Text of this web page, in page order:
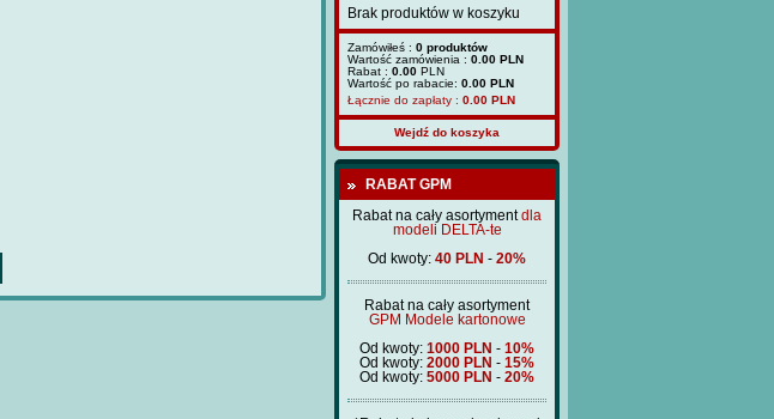
Brak produktów w koszyku
Zamówiłeś : 0 produktów
Wartość zamówienia : 0.00 PLN
Rabat : 0.00 PLN
Wartość po rabacie: 0.00 PLN
Łącznie do zapłaty : 0.00 PLN
Wejdź do koszyka
RABAT GPM
Rabat na cały asortymentdla
modeli DELTA-te
Od kwoty: 40 PLN - 20%
Rabat na cały asortyment
GPM Modele kartonowe
Od kwoty: 1000 PLN - 10%
Od kwoty: 2000 PLN - 15%
Od kwoty: 5000 PLN - 20%